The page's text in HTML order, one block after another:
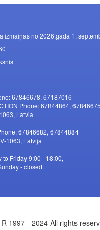
izmaiņas no 2026.gada 1.
67846678, 67187016
Phone: 67844864, 67846675
Latvia
67846682, 67844884
1063, Latvija
Friday 9:00 - 18:00,
- closed.
1997 - 2024 All rights